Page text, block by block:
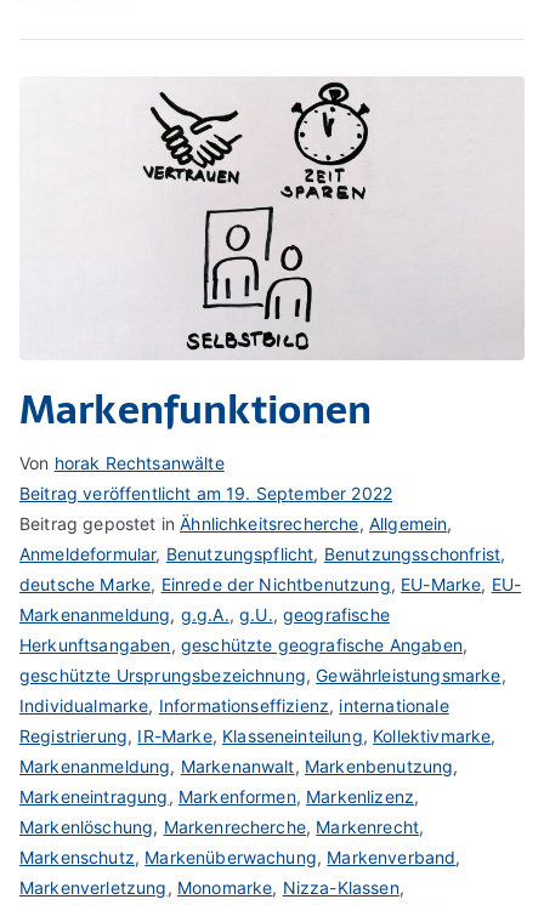
Markenfunktionen
Von horak Rechtsanwälte
Beitrag veröffentlicht am19. September 2022
Beitrag gepostet inÄhnlichkeitsrecherche, Allgemein,
Anmeldeformular, Benutzungspflicht, Benutzungsschonfrist,
deutsche Marke, Einrede der Nichtbenutzung, EU-Marke, EU-
Markenanmeldung, g.g.A.,g.U., geografische
Herkunftsangaben, geschützte geografische Angaben,
geschützte Ursprungsbezeichnung,Gewährleistungsmarke,
Individualmarke, Informationseffizienz, internationale
Registrierung, IR-Marke, Klasseneinteilung, Kollektivmarke,
Markenanmeldung, Markenanwalt, Markenbenutzung,
Markeneintragung, Markenformen, Markenlizenz,
Markenlöschung, Markenrecherche, Markenrecht,
Markenschutz, Markenüberwachung, Markenverband,
Markenverletzung, Monomarke, Nizza-Klassen,